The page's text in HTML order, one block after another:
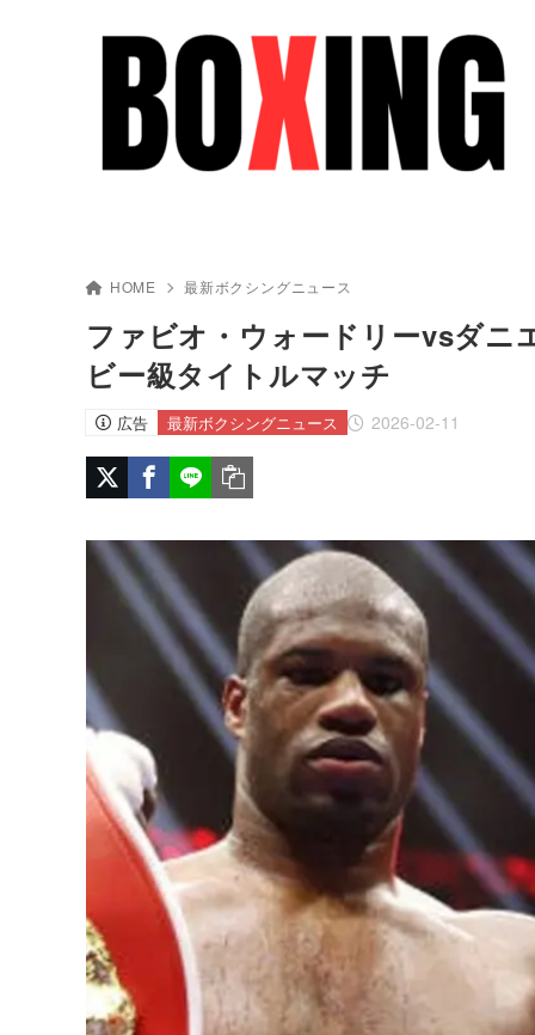
HOME 最新ボクシングニュース
ファビオ・ウォードリーvsダニ
ビー級タイトルマッチ
広告 2026-02-11
最新ボクシングニュース